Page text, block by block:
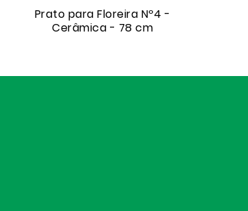
Prato para Floreira Nº4 -
Cerâmica - 78 cm